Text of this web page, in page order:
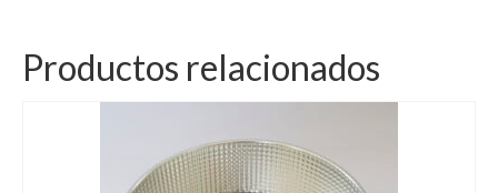
Productos relacionados